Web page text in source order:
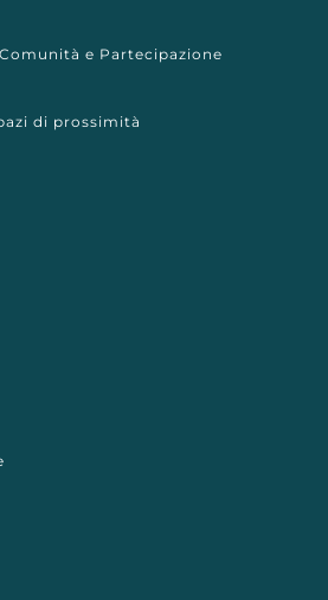
e Partecipazione
di prossimità